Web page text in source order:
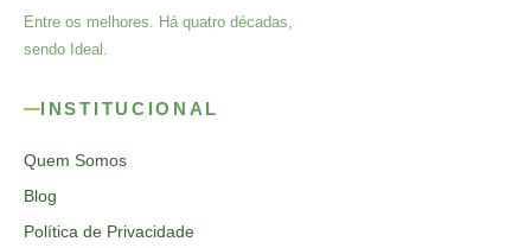
Entre os melhores. Há quatro décadas,
sendo Ideal.
INSTITUCIONAL
Quem Somos
Blog
Política de Privacidade